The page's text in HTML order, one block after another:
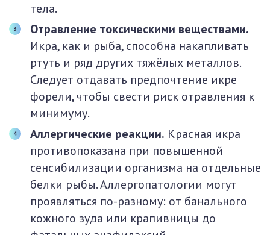
тела.
Отравление токсическими веществами.
Икра, как и рыба, способна накапливать
ртуть и ряд других тяжёлых металлов.
Следует отдавать предпочтение икре
форели, чтобы свести риск отравления к
минимуму.
Аллергические реакции. Красная икра
противопоказана при повышенной
сенсибилизации организма на отдельные
белки рыбы. Аллергопатологии могут
проявляться по-разному: от банального
кожного зуда или крапивницы до